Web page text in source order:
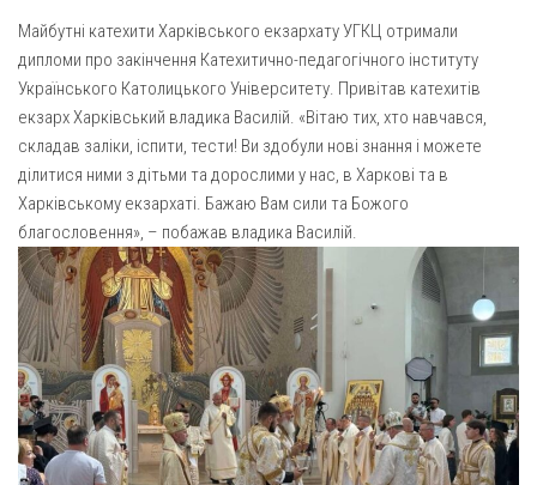
Покрови Пресвятої Богородиці (с. Вільча)
Преображенська парафія (м. Лозова)
Парафія Благовіщення Пресвятої Богородиці (смт
Золочів)
Парафія Різдва Пресвятої Богородиці м. Берестин
(Красноград)
Парохії Полтавської області
Пресвятої Трійці (м. Полтава)
Всіх Святих українського народу (м. Полтава)
Свято-Юріївська парафія (м. Полтава)
Архистратига Михаїла (с. Пригарівка)
Благовіщення Пресвятої Богородиці (с. Шевченки)
Надруковані числа
Молитви
Галерея
Рух pro-life
Майбутні катехити Харківського екзархату УГКЦ отримали
дипломи про закінчення Катехитично-педагогічного інституту
Українського Католицького Університету. Привітав катехитів
екзарх Харківський владика Василій. «Вітаю тих, хто навчався,
складав заліки, іспити, тести! Ви здобули нові знання і можете
ділитися ними з дітьми та дорослими у нас, в Харкові та в
Харківському екзархаті. Бажаю Вам сили та Божого
благословення», – побажав владика Василій.